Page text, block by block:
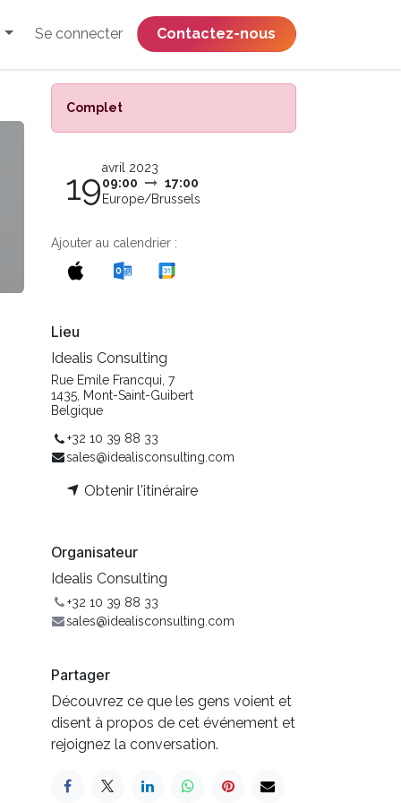
Se connecter ​​​​​​​​​​​​​​​​Contactez-nous
Complet
19avril 2023
09:00
17:00
Europe/Brussels
Ajouter au calendrier :
Lieu
Idealis Consulting
Rue Emile Francqui, 7
1435, Mont-Saint-Guibert
Belgique
+32 10 39 88 33
sales@idealisconsulting.com
Obtenir l'itinéraire
Organisateur
Idealis Consulting
+32 10 39 88 33
sales@idealisconsulting.com
Partager
Découvrez ce que les gens voient et
disent à propos de cet événement et
rejoignez la conversation.